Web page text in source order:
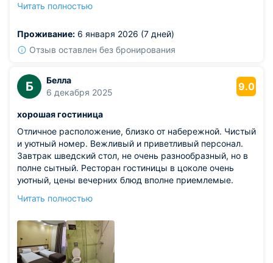
Из недостатков: однако на второй день отказала
— а она не работает! Пришлось перетаскивать зарядку
к столу, что не очень удобно.
Читать полностью
Проживание: 6 января 2026 (7 дней)
Отзыв оставлен без бронирования
Б
Белла
6 декабря 2025
9.0
хорошая гостиница
Отличное расположение, близко от набережной. Чистый
и уютный номер. Вежливый и приветливый персонал.
Завтрак шведский стол, не очень разнообразный, но в
полне сытный. Ресторан гостиницы в цоколе очень
уютный, цены вечерних блюд вполне приемлемые.
молочных блюд. Не отключается обогрев ванной, из-за
пришлось класть на пол.
Читать полностью